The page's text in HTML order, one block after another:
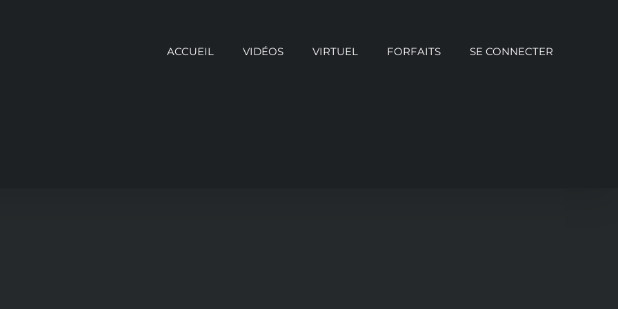
ACCUEIL VIDÉOS VIRTUEL FORFAITS SE CONNECTER